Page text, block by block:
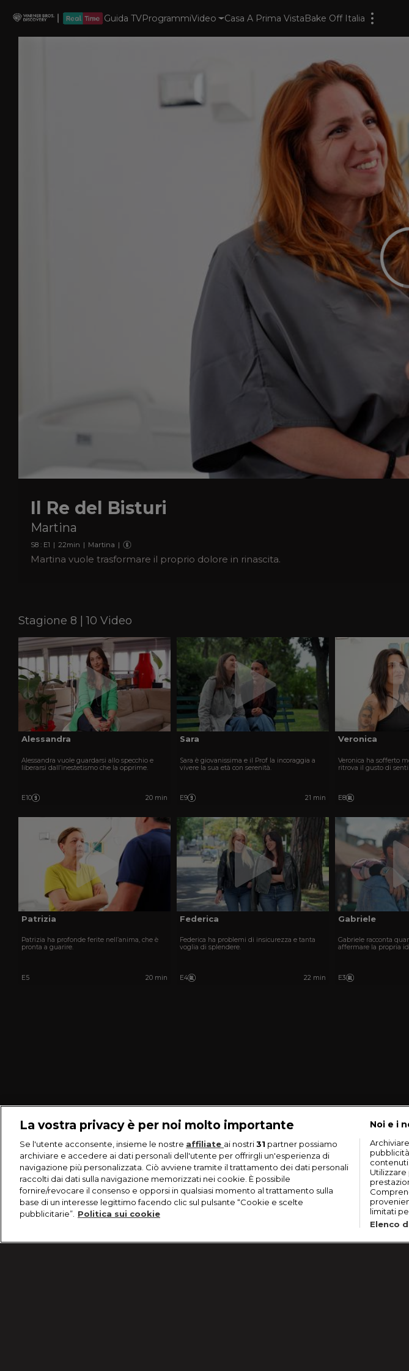
Guida TVProgrammiVideo Casa A Prima VistaBake Off Italia
Il Re del Bisturi
Martina
S8 : E1 | 22min | Martina |
Martina vuole trasformare il proprio dolore in rinascita.
Stagione 8 | 10 Video
Alessandra
Alessandra vuole guardarsi allo specchio e
liberarsi dall’inestetismo che la opprime.
E10 20 min
Sara
Sara è giovanissima e il Prof la incoraggia a
vivere la sua età con serenità.
E9 21 min
Veronica
Veronica ha sofferto
ritrova il gusto di
E8
Patrizia
Patrizia ha profonde ferite nell’anima, che è
pronta a guarire.
E5 20 min
Federica
Federica ha problemi di insicurezza e tanta
voglia di splendere.
E4 22 min
Gabriele
Gabriele racconta
affermare la propria
E3
La vostra privacy è per noi molto importante
Se l'utente acconsente, insieme le nostre affiliate ai nostri31 partner possiamo
archiviare e accedere ai dati personali dell'utente per offrirgli un'esperienza di
navigazione più personalizzata. Ciò avviene tramite il trattamento dei dati personali
raccolti dai dati sulla navigazione memorizzati nei cookie. È possibile
fornire/revocare il consenso e opporsi in qualsiasi momento al trattamento sulla
base di un interesse legittimo facendo clic sul pulsante “Cookie e scelte
pubblicitarie”. Politica sui cookie
Noi e i
limitati
Elenco